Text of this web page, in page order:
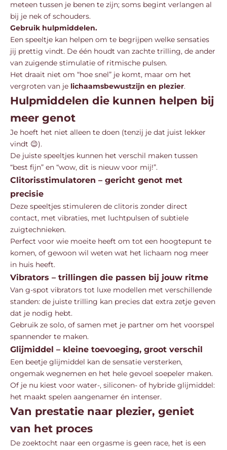
meteen tussen je benen te zijn; soms begint verlangen al
bij je nek of schouders.
Gebruik hulpmiddelen.
Een speeltje kan helpen om te begrijpen welke sensaties
jij prettig vindt. De één houdt van zachte trilling, de ander
van zuigende stimulatie of ritmische pulsen.
Het draait niet om “hoe snel” je komt, maar om het
vergroten van je lichaamsbewustzijn en plezier.
Hulpmiddelen die kunnen helpen bij
meer genot
Je hoeft het niet alleen te doen (tenzij je dat juist lekker
vindt 😉).
De juiste speeltjes kunnen het verschil maken tussen
“best fijn” en “wow, dit is nieuw voor mij!”.
Clitorisstimulatoren – gericht genot met
precisie
Deze speeltjes stimuleren de clitoris zonder direct
contact, met vibraties, met luchtpulsen of subtiele
zuigtechnieken.
Perfect voor wie moeite heeft om tot een hoogtepunt te
komen, of gewoon wil weten wat het lichaam nog meer
in huis heeft.
Vibrators – trillingen die passen bij jouw ritme
Van g-spot vibrators tot luxe modellen met verschillende
standen: de juiste trilling kan precies dat extra zetje geven
dat je nodig hebt.
Gebruik ze solo, of samen met je partner om het voorspel
spannender te maken.
Glijmiddel – kleine toevoeging, groot verschil
Een beetje glijmiddel kan de sensatie versterken,
ongemak wegnemen en het hele gevoel soepeler maken.
Of je nu kiest voor water-, siliconen- of hybride glijmiddel:
het maakt spelen aangenamer én intenser.
Van prestatie naar plezier, geniet
van het proces
De zoektocht naar een orgasme is geen race, het is een